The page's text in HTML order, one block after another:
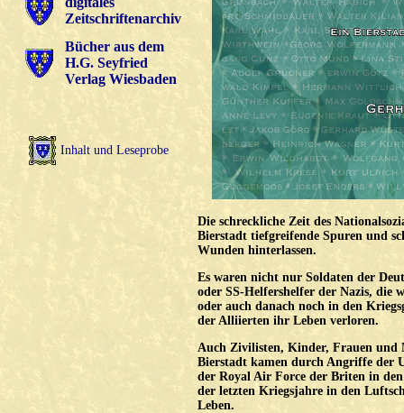
Zeitschriftenarchiv
Bücher aus dem
H.G. Seyfried
Verlag Wiesbaden
Inhalt und Leseprobe
Die schreckliche Zeit des
Bierstadt tiefgreifende Spuren und
Wunden hinterlassen.
Es waren nicht nur Soldaten der
oder SS-Helfershelfer der Nazis, die
oder auch danach noch in den
der Alliierten ihr Leben verloren.
Auch Zivilisten, Kinder, Frauen und
Bierstadt kamen durch Angriffe der
der Royal Air Force der Briten in
der letzten Kriegsjahre in den
Leben.